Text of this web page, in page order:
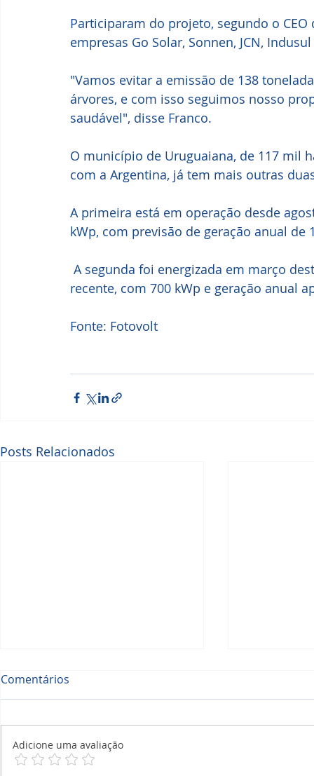
Participaram do projeto, segundo o
empresas Go Solar, Sonnen, JCN,
"Vamos evitar a emissão de 138
árvores, e com isso seguimos nosso
saudável", disse Franco.
O município de Uruguaiana, de 117 mil
com a Argentina, já tem mais outras
A primeira está em operação desde
kWp, com previsão de geração anual de
recente, com 700 kWp e geração anual
Fonte: Fotovolt
Posts Relacionados
Comentários
Adicione uma avaliação